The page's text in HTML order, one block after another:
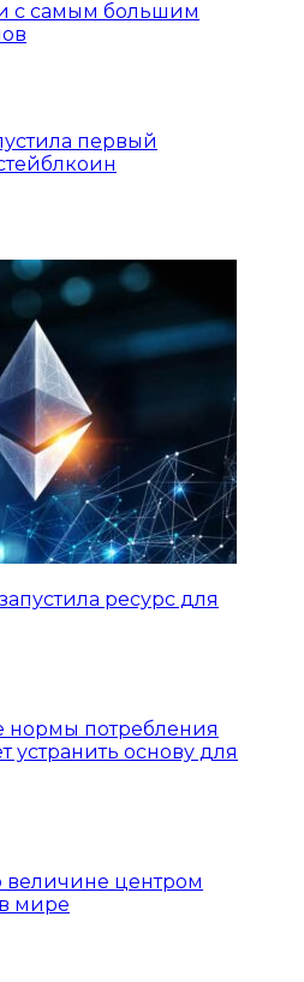
с самым большим
первый
ресурс для
нормы потребления
устранить основу для
величине центром
мире